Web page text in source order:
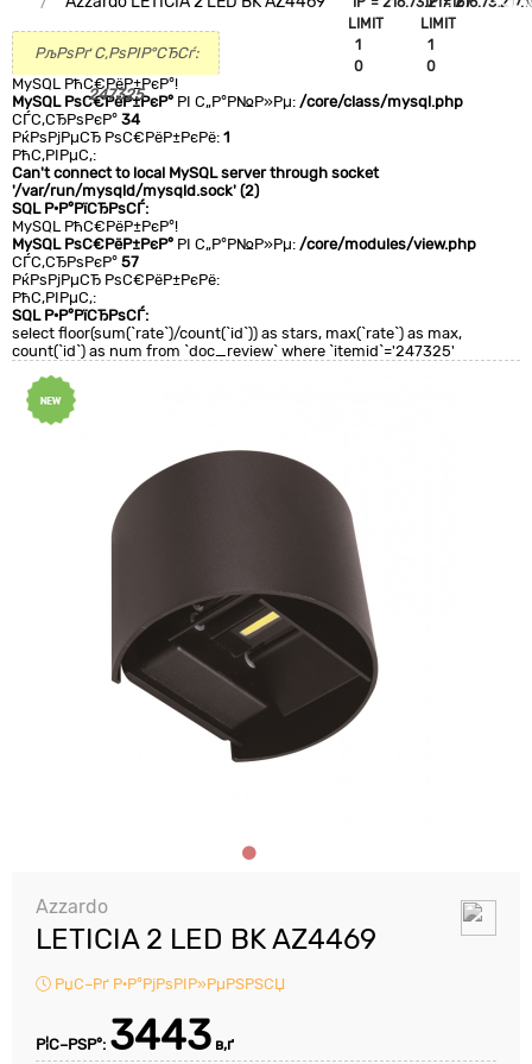
LIMIT
1
0
LIMIT
1
0
РљРѕРґ С‚РѕРІР°СЂСѓ:
247325
MySQL РћС€РёР±РєР°!
MySQL РѕС€РёР±РєР° РІ С„Р°Р№Р»Рµ: /core/class/mysql.php
СЃС‚СЂРѕРєР° 34
РќРѕРјРµСЂ РѕС€РёР±РєРё: 1
РћС‚РІРµС‚:
Can't connect to local MySQL server through socket
'/var/run/mysqld/mysqld.sock' (2)
SQL Р·Р°РїСЂРѕСЃ:
MySQL РћС€РёР±РєР°!
MySQL РѕС€РёР±РєР° РІ С„Р°Р№Р»Рµ: /core/modules/view.php
СЃС‚СЂРѕРєР° 57
РќРѕРјРµСЂ РѕС€РёР±РєРё:
РћС‚РІРµС‚:
SQL Р·Р°РїСЂРѕСЃ:
select floor(sum(`rate`)/count(`id`)) as stars, max(`rate`) as max,
count(`id`) as num from `doc_review` where `itemid`='247325'
Azzardo
LETICIA 2 LED BK AZ4469
РџС–Рґ Р·Р°РјРѕРІР»РµРЅРЅСЏ
Р¦С–РЅР°: 3443 в‚ґ